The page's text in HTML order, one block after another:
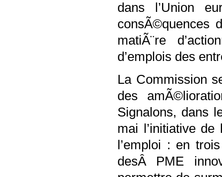
dans l’Union
consÃ©quences
matiÃ¨re
d’emplois des
La Commission
des
Signalons, dans
mai l’initiative
l’emploi : en
desÂ PME